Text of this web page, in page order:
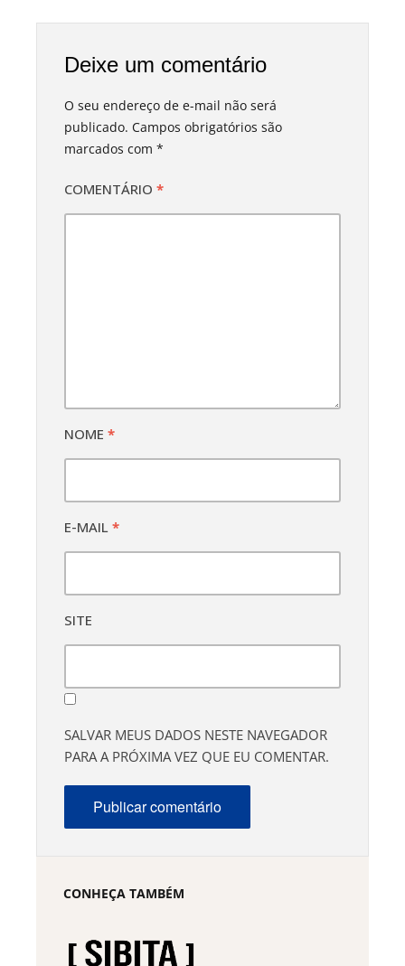
Deixe um comentário
O seu endereço de e-mail não será
publicado. Campos obrigatórios são
marcados com *
COMENTÁRIO *
NOME *
E-MAIL *
SITE
SALVAR MEUS DADOS NESTE NAVEGADOR
PARA A PRÓXIMA VEZ QUE EU COMENTAR.
CONHEÇA TAMBÉM